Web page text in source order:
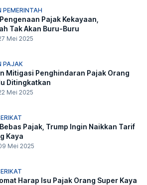
PEMERINTAH
Pajak Kekayaan,
Tak Akan Buru-Buru
Mei 2025
PAJAK
Mitigasi Penghindaran Pajak Orang
Ditingkatkan
Mei 2025
Pajak, Trump Ingin Naikkan Tarif
Kaya
Mei 2025
Harap Isu Pajak Orang Super Kaya